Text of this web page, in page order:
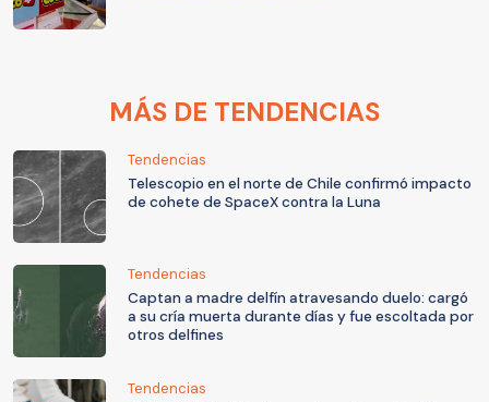
MÁS DE TENDENCIAS
Tendencias
Telescopio en el norte de Chile confirmó impacto
de cohete de SpaceX contra la Luna
Tendencias
Captan a madre delfín atravesando duelo: cargó
a su cría muerta durante días y fue escoltada por
otros delfines
Tendencias